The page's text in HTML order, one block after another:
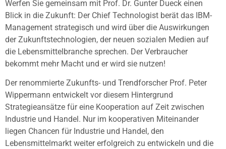
Werfen Sie gemeinsam mit Prof. Dr. Gunter Dueck einen
Blick in die Zukunft: Der Chief Technologist berät das IBM-
Management strategisch und wird über die Auswirkungen
der Zukunftstechnologien, der neuen sozialen Medien auf
die Lebensmittelbranche sprechen. Der Verbraucher
bekommt mehr Macht und er wird sie nutzen!
Der renommierte Zukunfts- und Trendforscher Prof. Peter
Wippermann entwickelt vor diesem Hintergrund
Strategieansätze für eine Kooperation auf Zeit zwischen
Industrie und Handel. Nur im kooperativen Miteinander
liegen Chancen für Industrie und Handel, den
Lebensmittelmarkt weiter erfolgreich zu entwickeln und die